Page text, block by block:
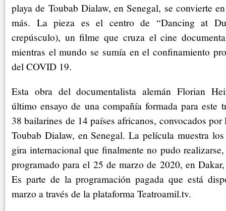
playa de Toubab Dialaw, en Senegal, se convierte
más. La pieza es el centro de “Dancing at
crepúsculo), un filme que cruza el cine
mientras el mundo se sumía en el confinamiento
del COVID 19.
Esta obra del documentalista alemán Florian
último ensayo de una compañía formada para este
38 bailarines de 14 países africanos, convocados por
Toubab Dialaw, en Senegal. La película muestra
gira internacional que finalmente no pudo
programado para el 25 de marzo de 2020, en
Es parte de la programación pagada que está
marzo a través de la plataforma Teatroamil.tv.